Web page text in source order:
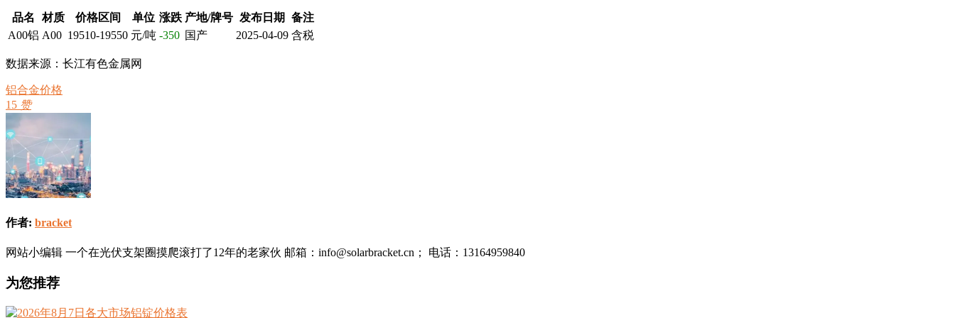
品名 材质 价格区间 单位 涨跌 产地/牌号 发布日期
备注
A00铝 A00 19510-19550 元/吨 -350 国产 2025-04-09 含税
数据来源：长江有色金属网
铝合金价格
15 赞
作者: bracket
网站小编辑 一个在光伏支架圈摸爬滚打了12年的老家伙 邮箱：info@solarbracket.cn； 电话：13164959840
为您推荐